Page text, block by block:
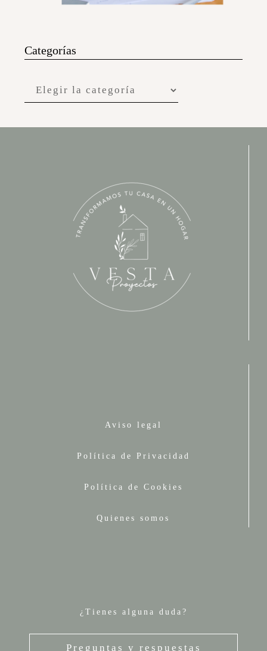
Categorías
Aviso legal
Política de Privacidad
Política de Cookies
Quienes somos
¿Tienes alguna duda?
Preguntas y respuestas